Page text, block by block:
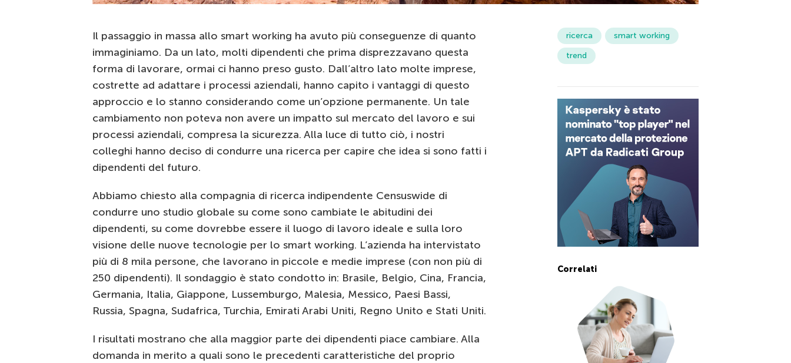
Il passaggio in massa allo smart working ha avuto più conseguenze di quanto
immaginiamo. Da un lato, molti dipendenti che prima disprezzavano questa
forma di lavorare, ormai ci hanno preso gusto. Dall’altro lato molte imprese,
costrette ad adattare i processi aziendali, hanno capito i vantaggi di questo
approccio e lo stanno considerando come un’opzione permanente. Un tale
cambiamento non poteva non avere un impatto sul mercato del lavoro e sui
processi aziendali, compresa la sicurezza. Alla luce di tutto ciò, i nostri
colleghi hanno deciso di condurre una ricerca per capire che idea si sono fatti i
dipendenti del futuro.
Abbiamo chiesto alla compagnia di ricerca indipendente Censuswide di
condurre uno studio globale su come sono cambiate le abitudini dei
dipendenti, su come dovrebbe essere il luogo di lavoro ideale e sulla loro
visione delle nuove tecnologie per lo smart working. L’azienda ha intervistato
più di 8 mila persone, che lavorano in piccole e medie imprese (con non più di
250 dipendenti). Il sondaggio è stato condotto in: Brasile, Belgio, Cina, Francia,
Germania, Italia, Giappone, Lussemburgo, Malesia, Messico, Paesi Bassi,
Russia, Spagna, Sudafrica, Turchia, Emirati Arabi Uniti, Regno Unito e Stati Uniti.
I risultati mostrano che alla maggior parte dei dipendenti piace cambiare. Alla
domanda in merito a quali sono le precedenti caratteristiche del proprio
ricerca
smart working
trend
Correlati